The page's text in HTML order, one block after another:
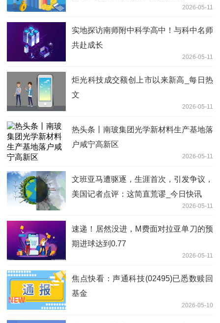
2026-05-11
实地探访南师附中科学高中！与科中名师
共赴成长
2026-05-11
炬光科技成交额创上市以来新高_每日热
文
2026-05-11
热头条丨南玻集团光学新材料生产基地落
户咸宁高新区
2026-05-11
文班亚马遭驱逐，生涯首次，引发争议，
美国记者点评：这简直荒谬_今日快讯
2026-05-11
速递！居然没进，M费面对拉亚单刀的预
期进球达到0.77
2026-05-11
焦点快看：声通科技(02495)已悉数赎回
基金
2026-05-10